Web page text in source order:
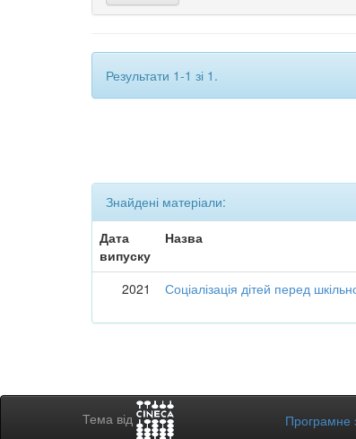
Результати 1-1 зі 1.
Знайдені матеріали:
Дата
випуску
Назва
2021 Соціалізація дітей перед
Тема від Програмне